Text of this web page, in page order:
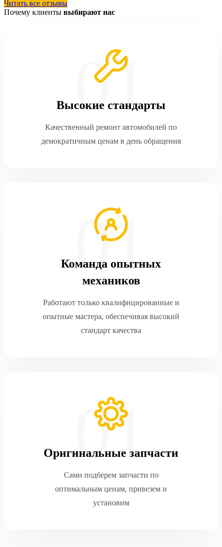
Читать все отзывы
Почему клиенты выбирают нас
Высокие стандарты
Качественный ремонт автомобилей по
демократичным ценам в день обращения
Команда опытных
механиков
Работают только квалифицированные и
опытные мастера, обеспечивая высокий
стандарт качества
Оригинальные запчасти
Сами подберем запчасти по
оптимальным ценам, привезем и
установим